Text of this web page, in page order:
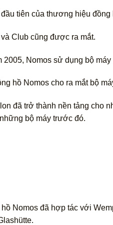
tiên của thương hiệu
Club cũng được ra mắt.
Nomos sử dụng bộ
hồ Nomos cho ra mắt bộ
đã trở thành nền tảng cho
bộ máy trước đó.
Nomos đã hợp tác với